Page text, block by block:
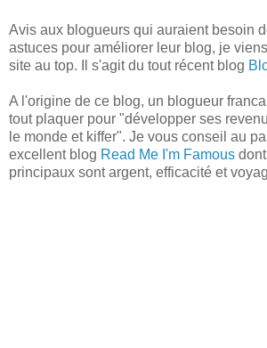
Avis aux blogueurs qui auraient besoin
astuces pour améliorer leur blog, je
site au top. Il s'agit du tout récent blog
A l'origine de ce blog, un blogueur
tout plaquer pour "développer ses
le monde et kiffer". Je vous conseil au
excellent blog Read Me I'm Famous
principaux sont argent, efficacité et